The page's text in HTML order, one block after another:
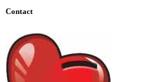
Contact